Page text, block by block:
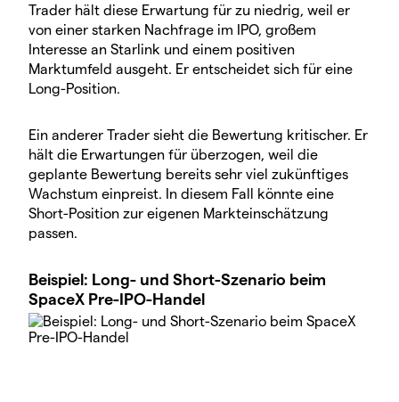
Trader hält diese Erwartung für zu niedrig, weil er
von einer starken Nachfrage im IPO, großem
Interesse an Starlink und einem positiven
Marktumfeld ausgeht. Er entscheidet sich für eine
Long-Position.
Ein anderer Trader sieht die Bewertung kritischer. Er
hält die Erwartungen für überzogen, weil die
geplante Bewertung bereits sehr viel zukünftiges
Wachstum einpreist. In diesem Fall könnte eine
Short-Position zur eigenen Markteinschätzung
passen.
Beispiel: Long- und Short-Szenario beim
SpaceX Pre-IPO-Handel